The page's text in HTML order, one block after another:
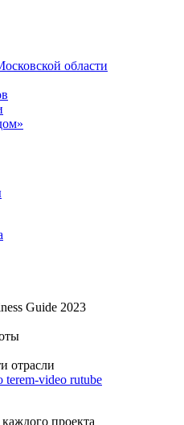
области
Guide 2023
отрасли
terem-video rutube
проекта